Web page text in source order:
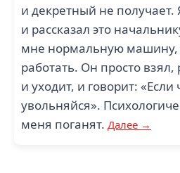
и декретный не
и рассказал это
мне нормальную машину,
работать. Он просто взял,
и уходит, и говорит:
увольняйся».
меня поганят. Далее →